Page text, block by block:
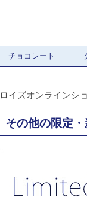
チョコレート
ロイズオンラインシ
その他の限定